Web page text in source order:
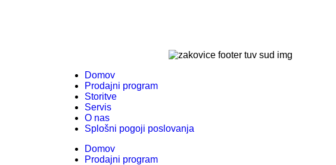
Domov
Prodajni program
Storitve
Servis
O nas
Splošni pogoji poslovanja
Domov
Prodajni program